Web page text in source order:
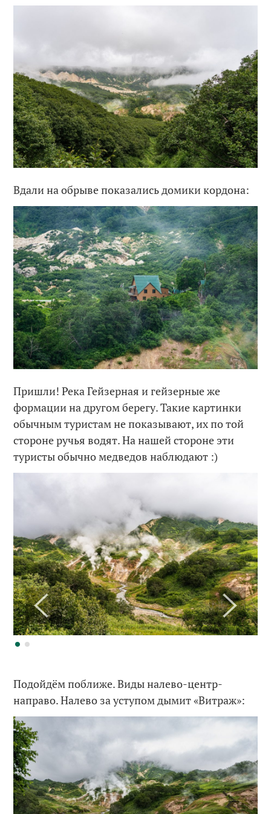
Вдали на обрыве показались домики кордона:
Пришли! Река Гейзерная и гейзерные же
формации на другом берегу. Такие картинки
обычным туристам не показывают, их по той
стороне ручья водят. На нашей стороне эти
туристы обычно медведов наблюдают :)
Подойдём поближе. Виды налево-центр-
направо. Налево за уступом дымит «Витраж»: